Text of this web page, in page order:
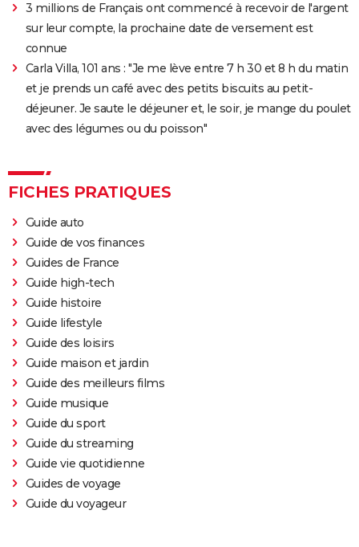
3 millions de Français ont commencé à recevoir de l'argent
sur leur compte, la prochaine date de versement est
connue
Carla Villa, 101 ans : "Je me lève entre 7 h 30 et 8 h du matin
et je prends un café avec des petits biscuits au petit-
déjeuner. Je saute le déjeuner et, le soir, je mange du poulet
avec des légumes ou du poisson"
FICHES PRATIQUES
Guide auto
Guide de vos finances
Guides de France
Guide high-tech
Guide histoire
Guide lifestyle
Guide des loisirs
Guide maison et jardin
Guide des meilleurs films
Guide musique
Guide du sport
Guide du streaming
Guide vie quotidienne
Guides de voyage
Guide du voyageur